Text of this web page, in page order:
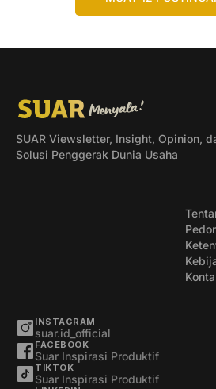
SUAR Viewsletter, Insight, Opinion,
Solusi Penggerak Dunia Usaha
INSTAGRAM
suar.id_official
FACEBOOK
Suar Inspirasi Produktif
TIKTOK
Suar Inspirasi Produktif